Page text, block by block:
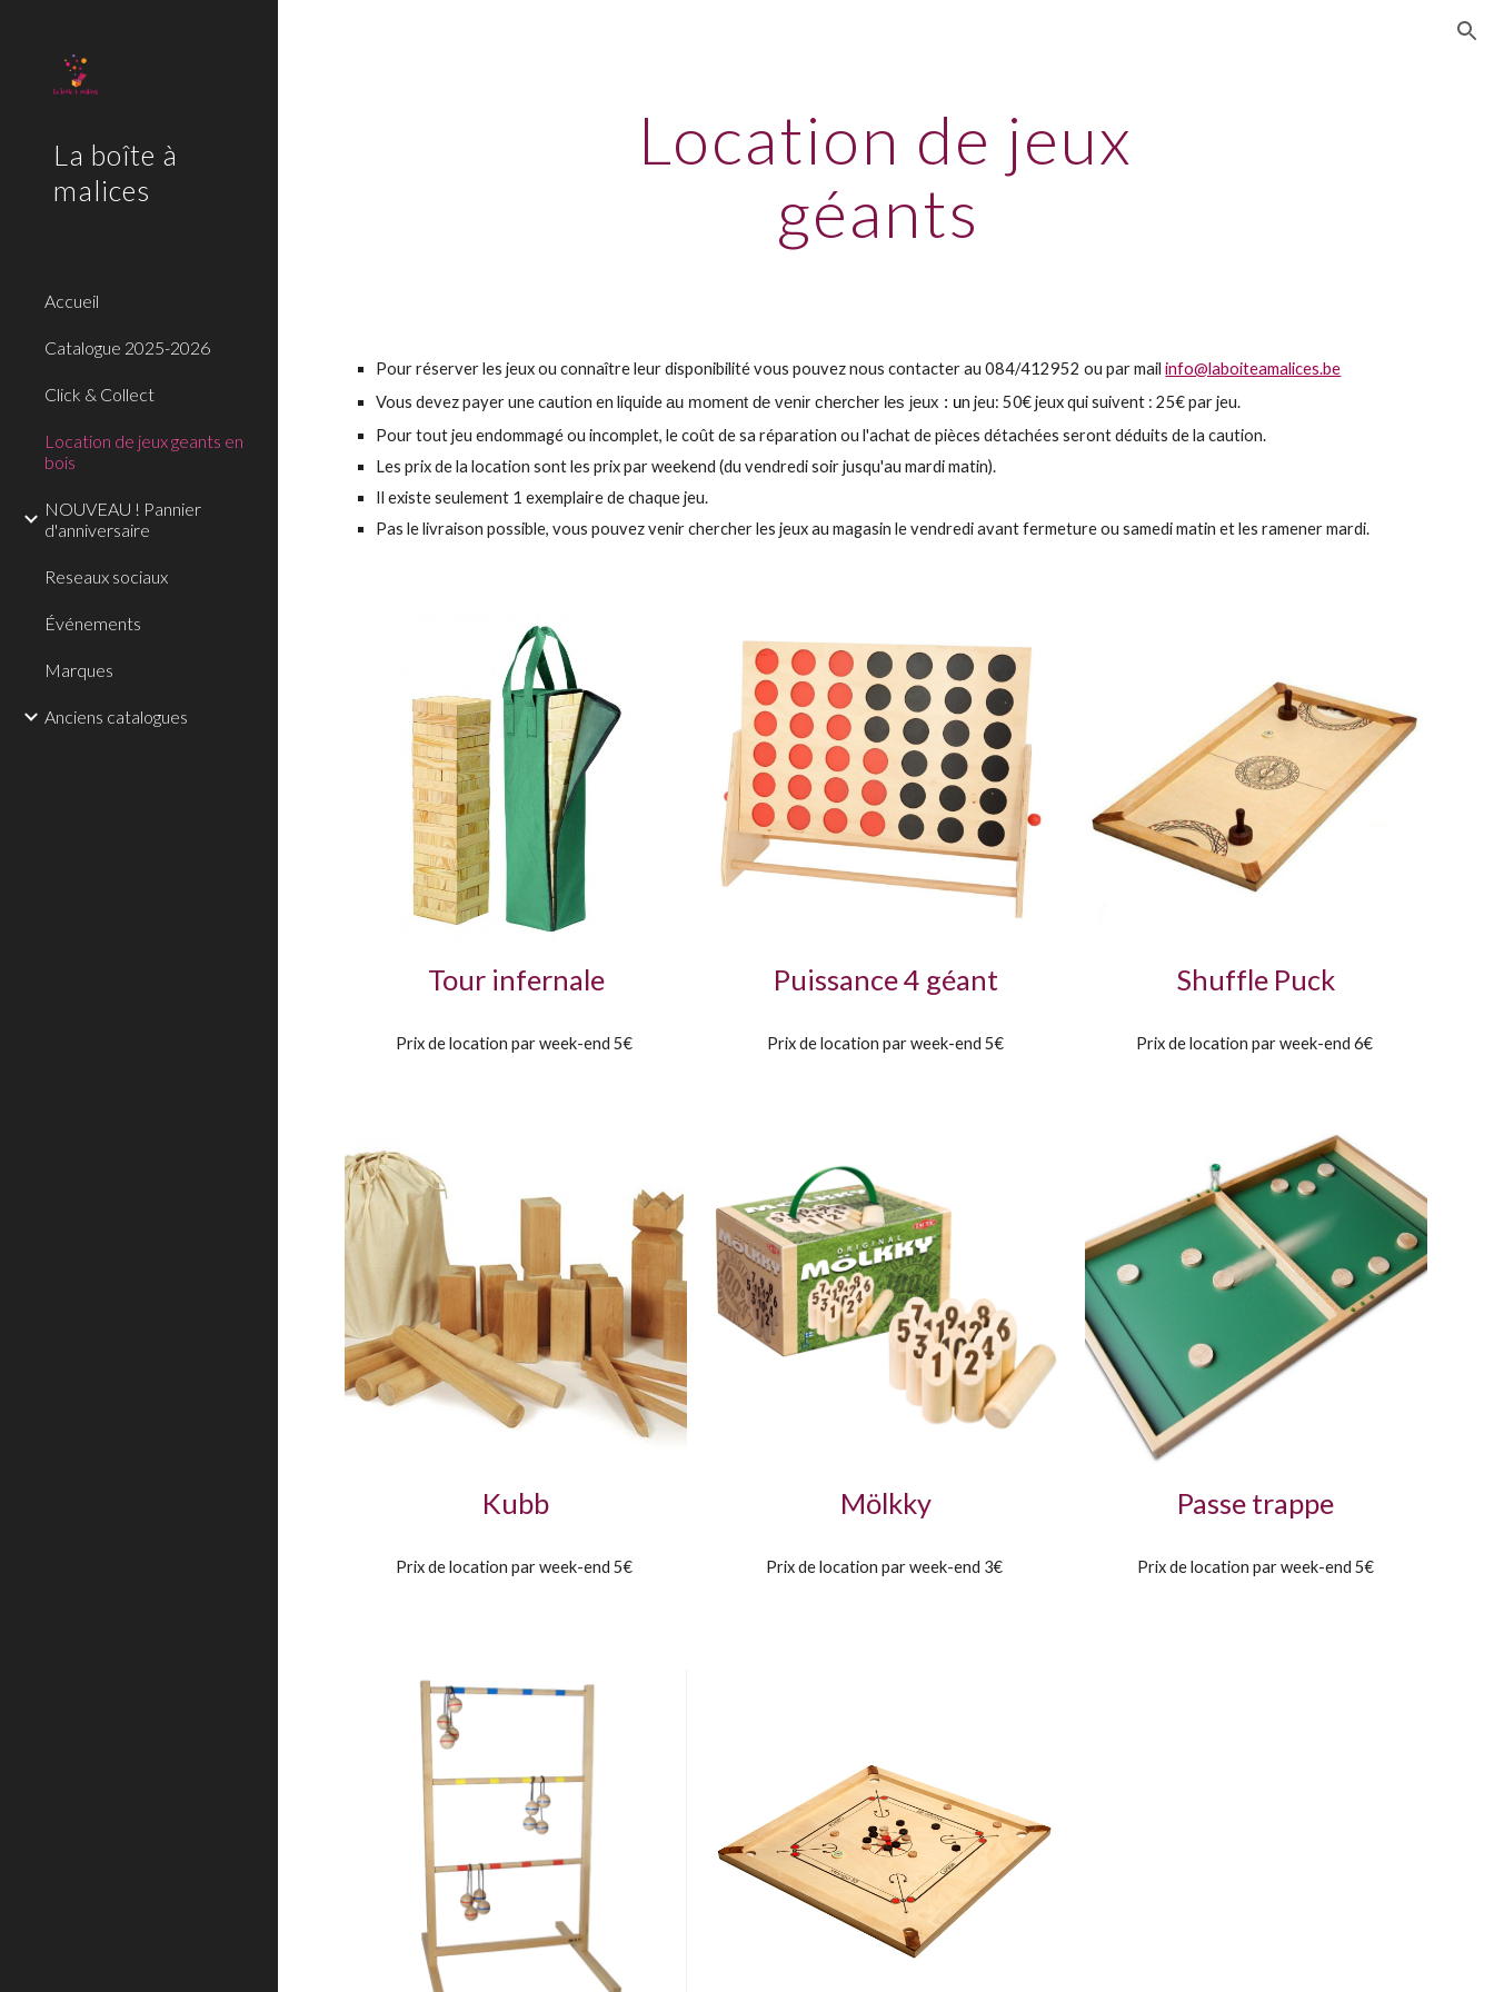
La boîte à
malices
Accueil
Catalogue 2025-2026
Click & Collect
Location de jeux geants en
bois
NOUVEAU ! Pannier
d'anniversaire
Reseaux sociaux
Événements
Marques
Anciens catalogues
Location de jeux
géants
Pour réserver les jeux ou connaître leur disponibilité vous pouvez nous contacter au 084/412952 ou par mailinfo@laboiteamalices.be
Vous devez payer une caution en liquide au moment de venir chercher les jeux : un jeu: 50€jeux qui suivent : 25€ par jeu.
Pour tout jeu endommagé ou incomplet, le coût de sa réparation ou l'achat de pièces détachées seront déduits de la caution.
Les prix de la location sont les prix par weekend (du vendredi soir jusqu'au mardi matin).
Il existe seulement 1 exemplaire de chaque jeu.
Pas le livraison possible, vous pouvez venir chercher les jeux au magasin le vendredi avant fermeture ou samedi matin et les ramener mardi.
Tour infernale
Prix de location par week-end 5€
Puissance 4 géant
Prix de location par week-end 5€
Shuffle Puck
Prix de location par week-end 6€
Kubb
Prix de location par week-end 5€
Mölkky
Prix de location par week-end 3€
Passe trappe
Prix de location par week-end 5€